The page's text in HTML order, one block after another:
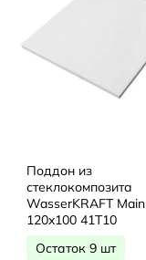
Поддон из
стеклокомпозита
WasserKRAFT Main
120x100 41T10
Остаток 9 шт